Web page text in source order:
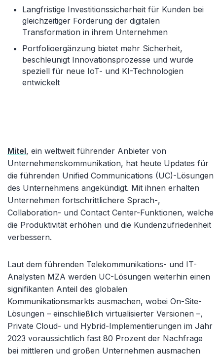
Langfristige Investitionssicherheit für Kunden bei
gleichzeitiger Förderung der digitalen
Transformation in ihrem Unternehmen
Portfolioergänzung bietet mehr Sicherheit,
beschleunigt Innovationsprozesse und wurde
speziell für neue IoT- und KI-Technologien
entwickelt
Mitel, ein weltweit führender Anbieter von
Unternehmenskommunikation, hat heute Updates für
die führenden Unified Communications (UC)-Lösungen
des Unternehmens angekündigt. Mit ihnen erhalten
Unternehmen fortschrittlichere Sprach-,
Collaboration- und Contact Center-Funktionen, welche
die Produktivität erhöhen und die Kundenzufriedenheit
verbessern.
Laut dem führenden Telekommunikations- und IT-
Analysten MZA werden UC-Lösungen weiterhin einen
signifikanten Anteil des globalen
Kommunikationsmarkts ausmachen, wobei On-Site-
Lösungen – einschließlich virtualisierter Versionen –,
Private Cloud- und Hybrid-Implementierungen im Jahr
2023 voraussichtlich fast 80 Prozent der Nachfrage
bei mittleren und großen Unternehmen ausmachen